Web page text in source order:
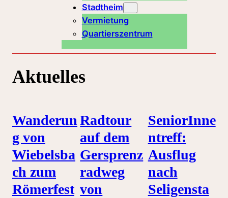
Stadtheim
Vermietung
Quartierszentrum
Aktuelles
Wanderun
g von
Wiebelsba
ch zum
Römerfest
Radtour
auf dem
Gersprenz
radweg
von
SeniorInne
ntreff:
Ausflug
nach
Seligensta